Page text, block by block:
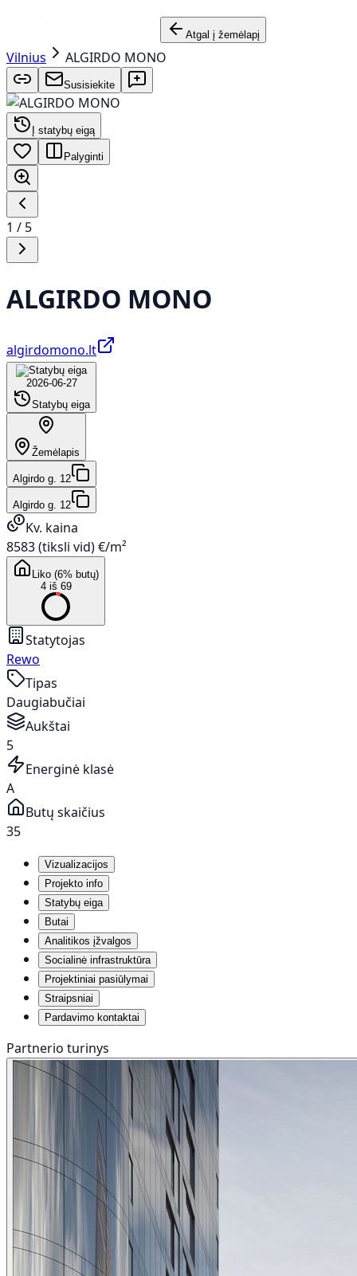
Atgal į žemėlapį
Vilnius ALGIRDO MONO
Susisiekite
Į statybų eigą
Palyginti
1 / 5
ALGIRDO MONO
algirdomono.lt
2026-06-27
Statybų eiga
Žemėlapis
Algirdo g. 12
Algirdo g. 12
Kv. kaina
8583 (tiksli vid) €/m²
Liko (6% butų)
4 iš 69
Statytojas
Rewo
Tipas
Daugiabučiai
Aukštai
5
Energinė klasė
A
Butų skaičius
35
Vizualizacijos
Projekto info
Statybų eiga
Butai
Analitikos įžvalgos
Socialinė infrastruktūra
Projektiniai pasiūlymai
Straipsniai
Pardavimo kontaktai
Partnerio turinys